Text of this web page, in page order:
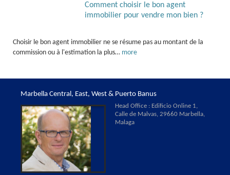
Comment choisir le bon agent
immobilier pour vendre mon bien ?
Choisir le bon agent immobilier ne se résume pas au montant de la
commission ou à l'estimation la plus… more
Marbella Central, East, West & Puerto Banus
Head Office : Edificio Online 1,
Calle de Malvas, 29660 Marbella,
Malaga